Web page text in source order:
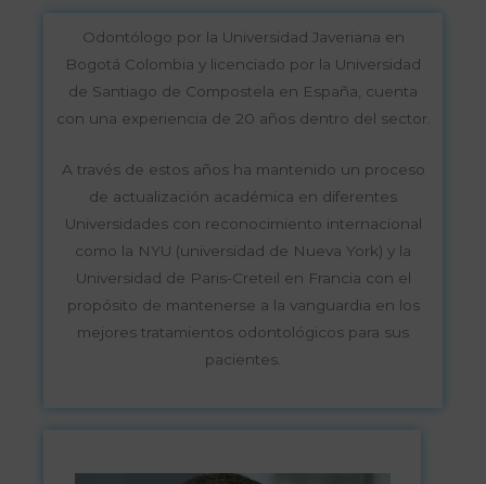
Odontólogo por la Universidad Javeriana en
Bogotá Colombia y licenciado por la Universidad
de Santiago de Compostela en España, cuenta
con una experiencia de 20 años dentro del sector.
A través de estos años ha mantenido un proceso
de actualización académica en diferentes
Universidades con reconocimiento internacional
como la NYU (universidad de Nueva York) y la
Universidad de Paris-Creteil en Francia con el
propósito de mantenerse a la vanguardia en los
mejores tratamientos odontológicos para sus
pacientes.